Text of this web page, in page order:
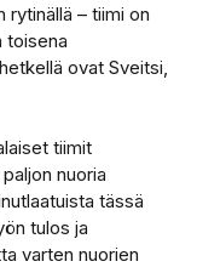
rytinällä – tiimi on
toisena
ovat Sveitsi,
tiimit
nuoria
tässä
tulos ja
varten nuorien